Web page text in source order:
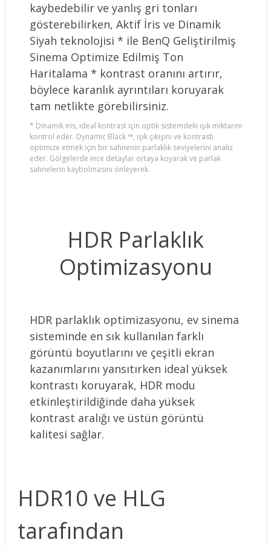
kaybedebilir ve yanlış gri tonları
gösterebilirken, Aktif İris ve Dinamik
Siyah teknolojisi * ile BenQ Geliştirilmiş
Sinema Optimize Edilmiş Ton
Haritalama * kontrast oranını artırır,
böylece karanlık ayrıntıları koruyarak
tam netlikte görebilirsiniz.
* Dinamik iris, ideal kontrast için optik sistemdeki ışık miktarını
kontrol eder. Dynamic Black ™, ışık çıkışını ve kontrastı
optimize etmek için bir sahnenin parlaklık seviyelerini analiz
eder. Gölgelerde ince detaylar ortaya koyarak ve parlak
sahnelerin kaybolmasını önleyerek.
HDR Parlaklık
Optimizasyonu
HDR parlaklık optimizasyonu, ev sinema
sisteminde en sık kullanılan farklı
görüntü boyutlarını ve çeşitli ekran
kazanımlarını yansıtırken ideal yüksek
kontrastı koruyarak, HDR modu
etkinleştirildiğinde daha yüksek
kontrast aralığı ve üstün görüntü
kalitesi sağlar.
HDR10 ve HLG
tarafından